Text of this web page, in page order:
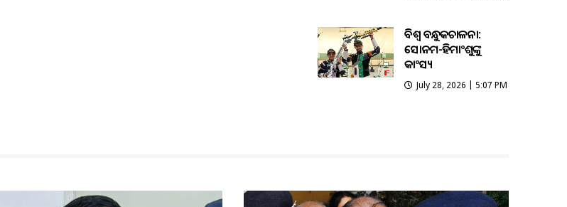
ବିଶ୍ବ ବନ୍ଧୁକଚାଳନା:
ସୋନମ-ହିମାଂଶୁଙ୍କୁ
କାଂସ୍ୟ
July 28, 2026 | 5:07 PM